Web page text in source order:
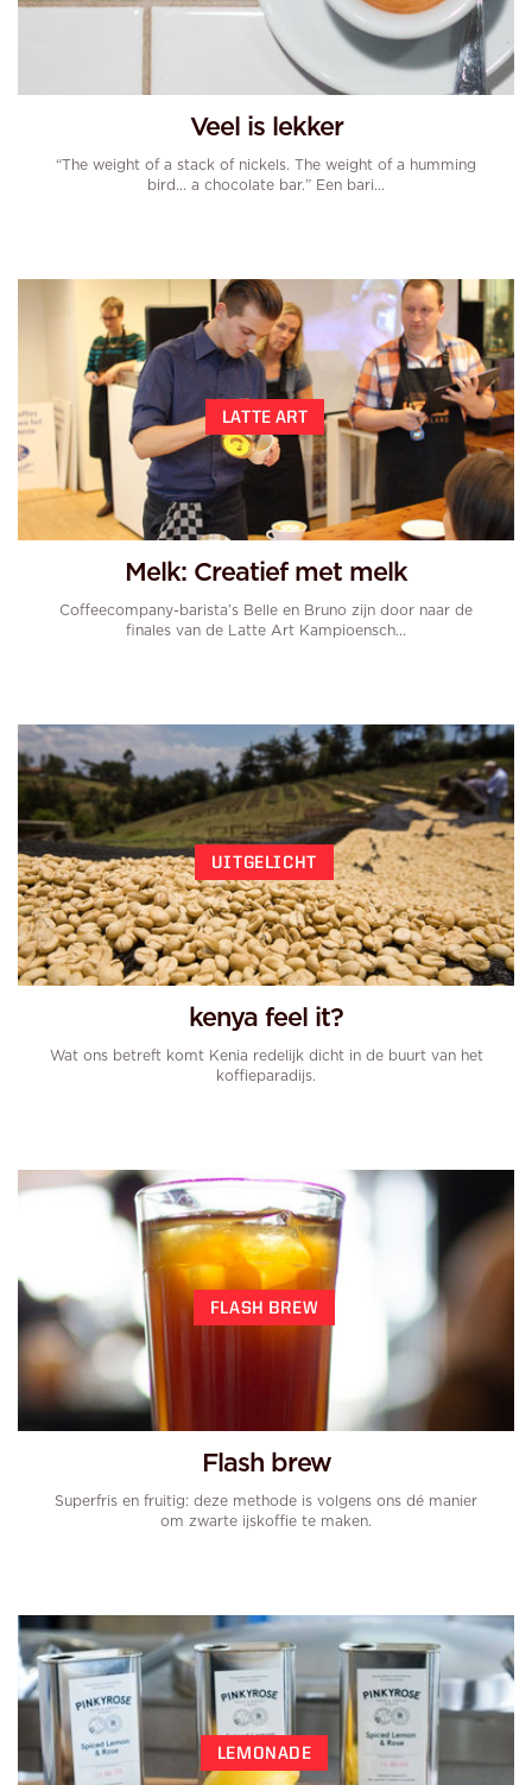
Veel is lekker
“The weight of a stack of nickels. The weight of a humming
bird... a chocolate bar.” Een bari...
LATTE ART
Melk: Creatief met melk
Coffeecompany-barista’s Belle en Bruno zijn door naar de
finales van de Latte Art Kampioensch...
UITGELICHT
kenya feel it?
Wat ons betreft komt Kenia redelijk dicht in de buurt van het
koffieparadijs.
FLASH BREW
Flash brew
Superfris en fruitig: deze methode is volgens ons dé manier
om zwarte ijskoffie te maken.
LEMONADE